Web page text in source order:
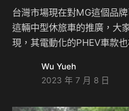
台灣市場現在對MG這個品
這輛中型休旅車的推廣，大
現，其電動化的PHEV車款
電掀背車款受到關注，同時
車型，擁有435匹最大馬力
Wu Yueh
2023 年 7 月 8 日